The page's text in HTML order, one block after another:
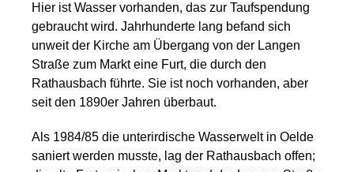
Hier ist Wasser vorhanden, das zur Taufspendung
gebraucht wird. Jahrhunderte lang befand sich
unweit der Kirche am Übergang von der Langen
Straße zum Markt eine Furt, die durch den
Rathausbach führte. Sie ist noch vorhanden, aber
seit den 1890er Jahren überbaut.
Als 1984/85 die unterirdische Wasserwelt in Oelde
saniert werden musste, lag der Rathausbach offen;